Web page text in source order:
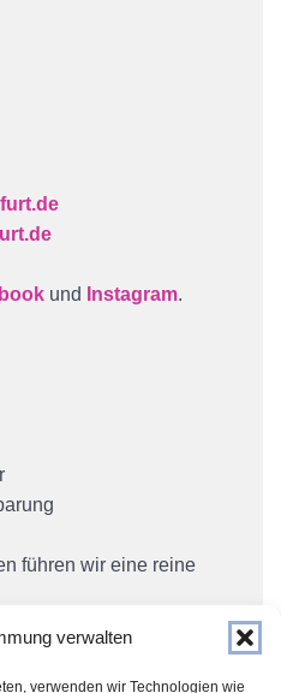
verwalten
verwenden wir Technologien wie
und Instagram.
führen wir eine reine